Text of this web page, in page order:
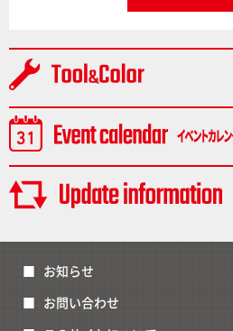
お知らせ
お問い合わせ